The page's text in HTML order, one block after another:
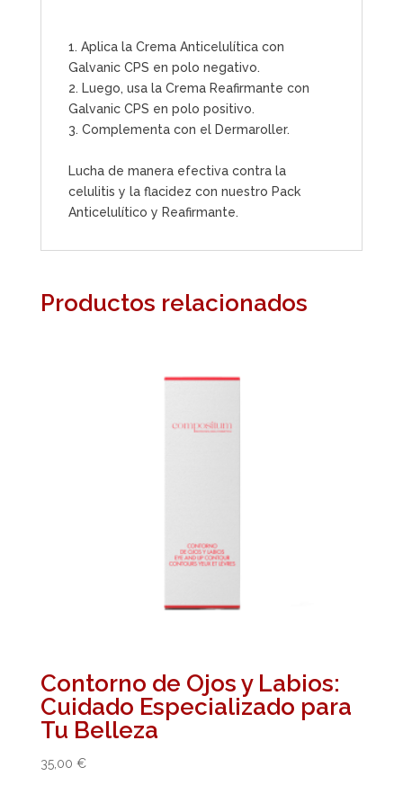
1. Aplica la Crema Anticelulítica con
Galvanic CPS en polo negativo.
2. Luego, usa la Crema Reafirmante con
Galvanic CPS en polo positivo.
3. Complementa con el Dermaroller.
Lucha de manera efectiva contra la
celulitis y la flacidez con nuestro Pack
Anticelulítico y Reafirmante.
Productos relacionados
Contorno de Ojos y Labios:
Cuidado Especializado para
Tu Belleza
35,00 €